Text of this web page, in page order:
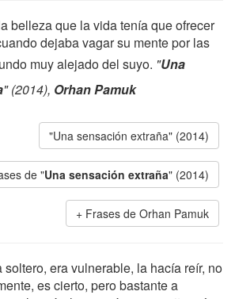
belleza que la vida tenía que ofrecer
dejaba vagar su mente por las
muy alejado del suyo. "Una
" (2014), Orhan Pamuk
"Una sensación extraña" (2014)
de "Una sensación extraña" (2014)
Frases de Orhan Pamuk
soltero, era vulnerable, la hacía reír, no
es cierto, pero bastante a